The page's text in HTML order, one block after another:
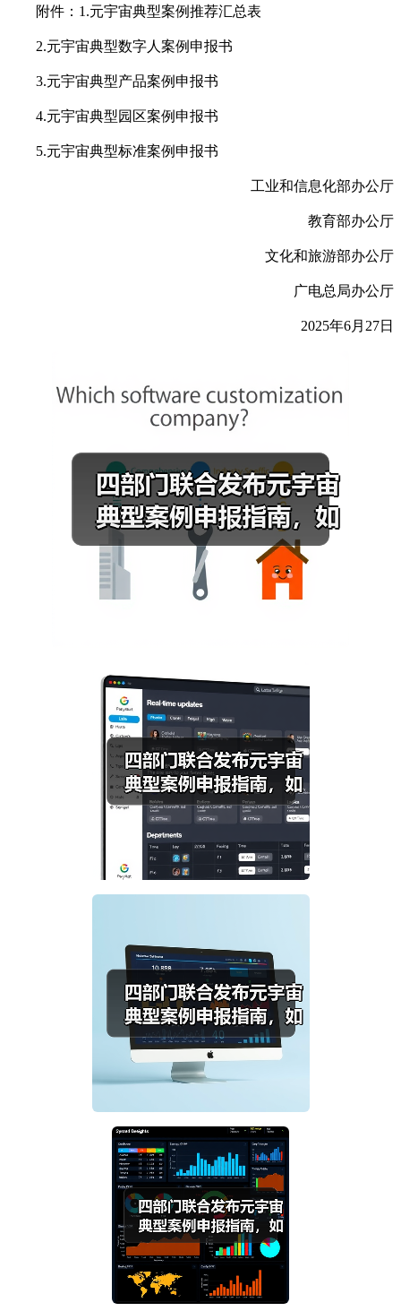
附件：1.元宇宙典型案例推荐汇总表
2.元宇宙典型数字人案例申报书
3.元宇宙典型产品案例申报书
4.元宇宙典型园区案例申报书
5.元宇宙典型标准案例申报书
工业和信息化部办公厅
教育部办公厅
文化和旅游部办公厅
广电总局办公厅
2025年6月27日